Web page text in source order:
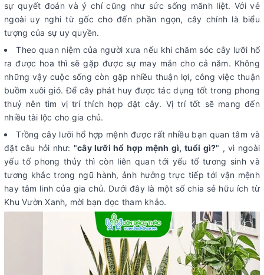
sự quyết đoán và ý chí cũng như sức sống mãnh liệt. Với vẻ
ngoài uy nghi từ gốc cho đến phần ngọn, cây chính là biểu
tượng của sự uy quyền.
Theo quan niệm của người xưa nếu khi chăm sóc cây lưỡi hổ
ra được hoa thì sẽ gặp được sự may mắn cho cả năm. Không
những vậy cuộc sống còn gặp nhiều thuận lợi, công việc thuận
buồm xuôi gió. Để cây phát huy được tác dụng tốt trong phong
thuỷ nên tìm vị trí thích hợp đặt cây. Vị trí tốt sẽ mang đến
nhiều tài lộc cho gia chủ.
Trồng cây lưỡi hổ hợp mệnh được rất nhiều bạn quan tâm và
đặt câu hỏi như: "cây lưỡi hổ hợp mệnh gì, tuổi gì?" , vì ngoài
yếu tố phong thủy thì còn liên quan tới yếu tố tương sinh và
tương khắc trong ngũ hành, ảnh hưởng trực tiếp tới vận mệnh
hay tâm linh của gia chủ. Dưới đây là một số chia sẻ hữu ích từ
Khu Vườn Xanh, mời bạn đọc tham khảo.